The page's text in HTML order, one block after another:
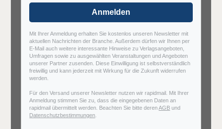
Anmelden
Mit Ihrer Anmeldung erhalten Sie kostenlos unseren Newsletter mit
aktuellen Nachrichten der Branche. Außerdem dürfen wir Ihnen per
E-Mail auch weitere interessante Hinweise zu Verlagsangeboten,
Umfragen sowie zu ausgewählten Veranstaltungen und Angeboten
unserer Partner zusenden. Diese Einwilligung ist selbstverständlich
freiwillig und kann jederzeit mit Wirkung für die Zukunft widerrufen
werden.
Für den Versand unserer Newsletter nutzen wir rapidmail. Mit Ihrer
Anmeldung stimmen Sie zu, dass die eingegebenen Daten an
rapidmail übermittelt werden. Beachten Sie bitte derenAGB und
Datenschutzbestimmungen